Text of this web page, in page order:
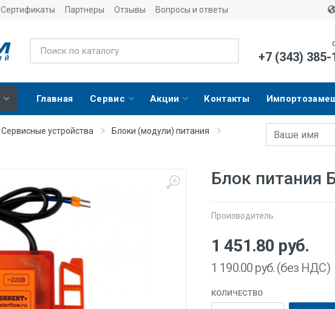
Сертификаты Партнеры Отзывы Вопросы и ответы
+7 (343)
Главная Сервис Акции Контакты
Сервисные устройства
Блоки (модули) питания
Имя
E-mail адрес
Блок питания
Производитель:
1 451.80 руб.
1 190.00 руб. (без НДС)
КОЛИЧЕСТВО